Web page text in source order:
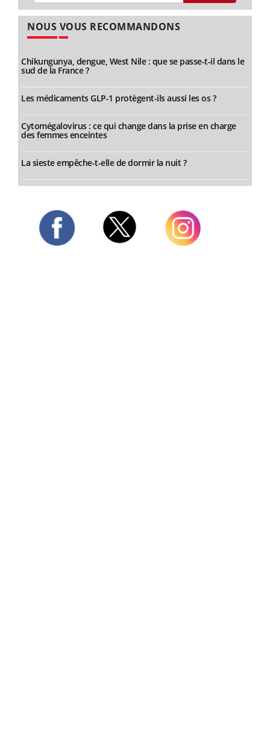
NOUS VOUS RECOMMANDONS
Chikungunya, dengue, West Nile : que se passe-t-il dans le
sud de la France ?
Les médicaments GLP-1 protègent-ils aussi les os ?
Cytomégalovirus : ce qui change dans la prise en charge
des femmes enceintes
La sieste empêche-t-elle de dormir la nuit ?